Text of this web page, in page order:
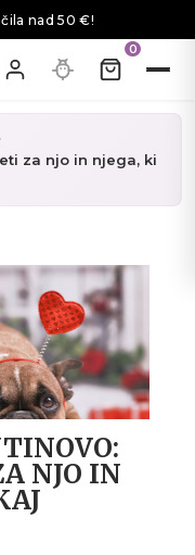
nad 50 €!
0
za njo in njega, ki
NJO IN